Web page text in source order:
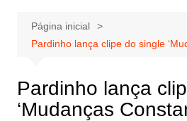
Página inicial
Pardinho lança clipe do single
Pardinho lança
‘Mudanças